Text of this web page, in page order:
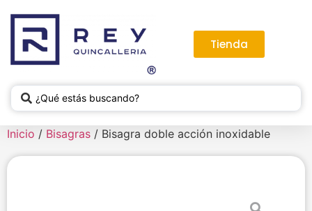
Tienda
Inicio / Bisagras / Bisagra doble acción inoxidable